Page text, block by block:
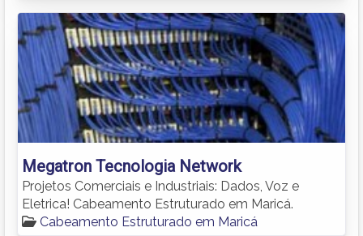
Megatron Tecnologia Network
Projetos Comerciais e Industriais: Dados, Voz e
Eletrica! Cabeamento Estruturado em Maricá.
Cabeamento Estruturado em Maricá